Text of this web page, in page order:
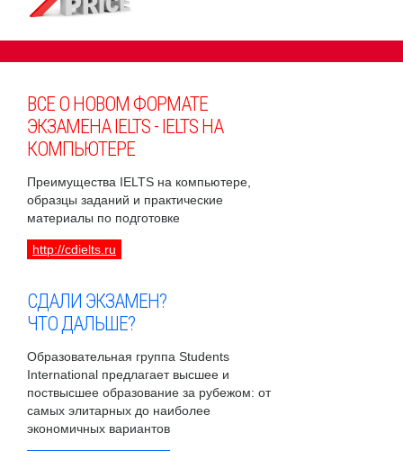
ВСЕ О НОВОМ ФОРМАТЕ
ЭКЗАМЕНА IELTS - IELTS НА
КОМПЬЮТЕРЕ
Преимущества IELTS на компьютере,
образцы заданий и практические
материалы по подготовке
http://cdielts.ru
СДАЛИ ЭКЗАМЕН?
ЧТО ДАЛЬШЕ?
Образовательная группа Students
International предлагает высшее и
поствысшее образование за рубежом: от
самых элитарных до наиболее
экономичных вариантов